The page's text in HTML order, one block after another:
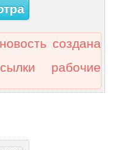
создана
рабочие